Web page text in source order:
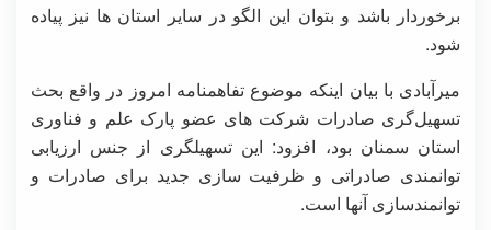
برخوردار باشد و بتوان این الگو در سایر استان ها نیز پیاده
شود.
میرآبادی با بیان اینکه موضوع تفاهمنامه امروز در واقع بحث
تسهیل‌گری صادرات شرکت های عضو پارک علم و فناوری
استان سمنان بود، افزود: این تسهیلگری از جنس ارزیابی
توانمندی صادراتی و ظرفیت سازی جدید برای صادرات و
توانمندسازی آنها است.